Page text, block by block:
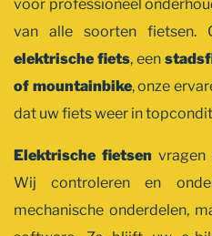
voor professioneel
van alle soorten
elektrische fiets, een
of mountainbike, onze
dat uw fiets weer in
Elektrische fietsen vragen
Wij controleren en
mechanische onderdelen,